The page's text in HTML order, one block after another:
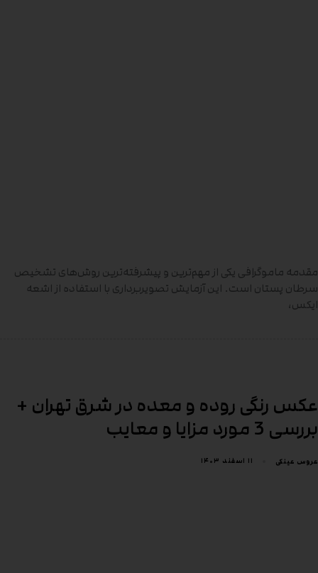
مقدمه ماموگرافی یکی از مهم‌ترین و پیشرفته‌ترین روش‌های تشخیص
سرطان پستان است. این آزمایش تصویربرداری با استفاده از اشعه
ایکس،
عکس رنگی روده و معده در شرق تهران +
بررسی 3 مورد مزایا و معایب
عروس عینکی ۱۱ اسفند ۱۴۰۳